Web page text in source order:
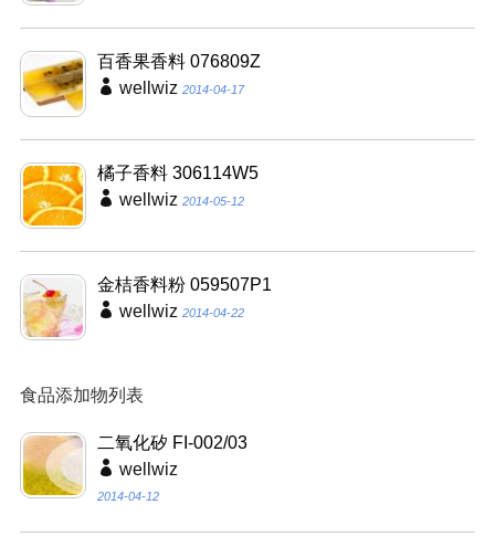
百香果香料 076809Z
wellwiz 2014-04-17
橘子香料 306114W5
wellwiz 2014-05-12
金桔香料粉 059507P1
wellwiz 2014-04-22
食品添加物列表
二氧化矽 FI-002/03
wellwiz
2014-04-12